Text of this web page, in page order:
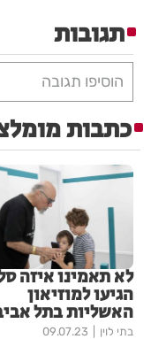
תגובות
הוסיפו תגובה
כתבות
לא תאמינו איזה
הגיעו למוזיאון
האשליות בתל
בתי לוין 09.07.23